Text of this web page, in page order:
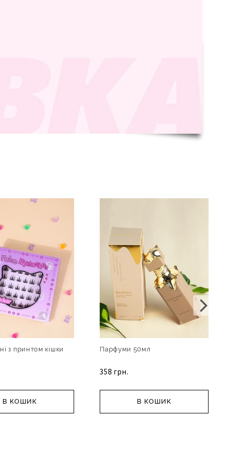
з принтом кішки
В КОШИК
Парфуми 50мл
358 грн.
В КОШИК